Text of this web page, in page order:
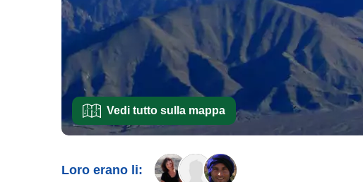
Vedi tutto sulla mappa
Loro erano li: